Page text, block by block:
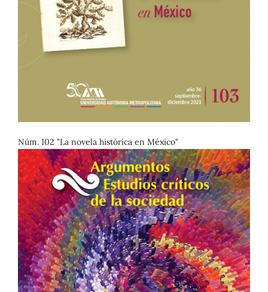
Núm. 102 "La novela histórica en México"